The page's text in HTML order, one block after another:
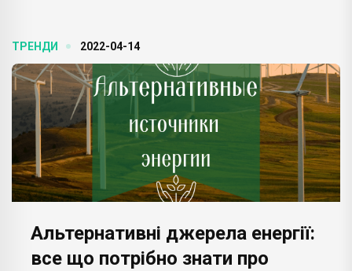
ТРЕНДИ 2022-04-14
Альтернативні джерела енергії:
все що потрібно знати про